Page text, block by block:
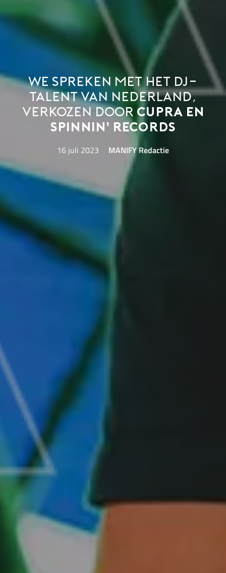
We spreken met het dj-
talent van Nederland,
verkozen door CUPRA en
Spinnin’ Records
16 juli 2023 MANIFY Redactie